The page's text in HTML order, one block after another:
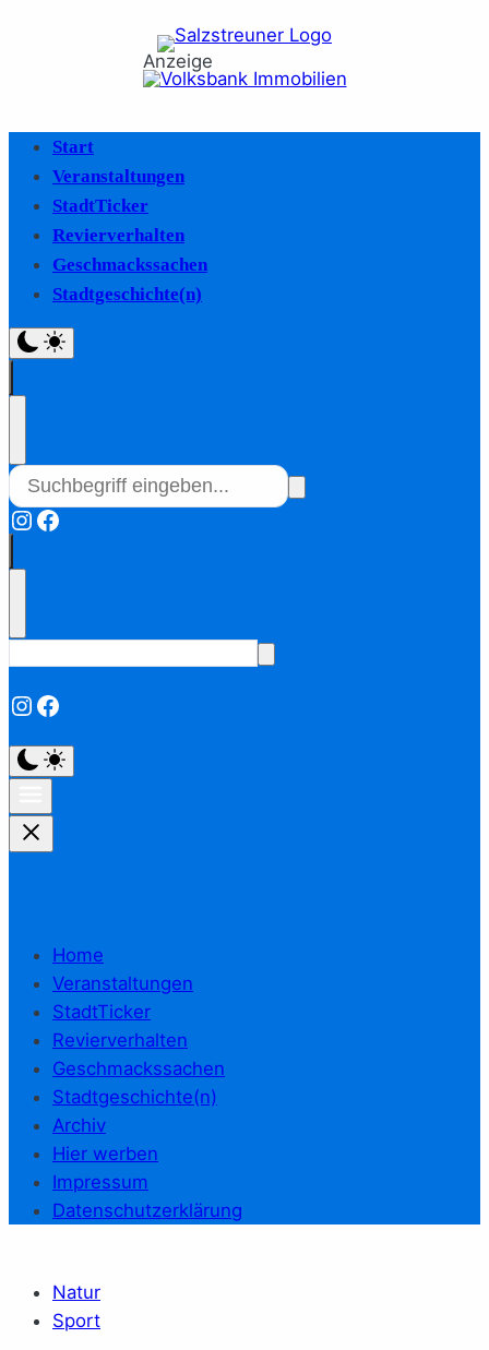
Anzeige
Start
Veranstaltungen
StadtTicker
Revierverhalten
Geschmackssachen
Stadtgeschichte(n)
Instagram
Facebook
Instagram
Facebook
Home
Veranstaltungen
StadtTicker
Revierverhalten
Geschmackssachen
Stadtgeschichte(n)
Archiv
Hier werben
Impressum
Datenschutzerklärung
Natur
Sport